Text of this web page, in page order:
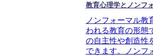
教育心理学とノンフ
ノンフォーマル教
われる教育の形態
の自主性や創造性
できます。ノンフ